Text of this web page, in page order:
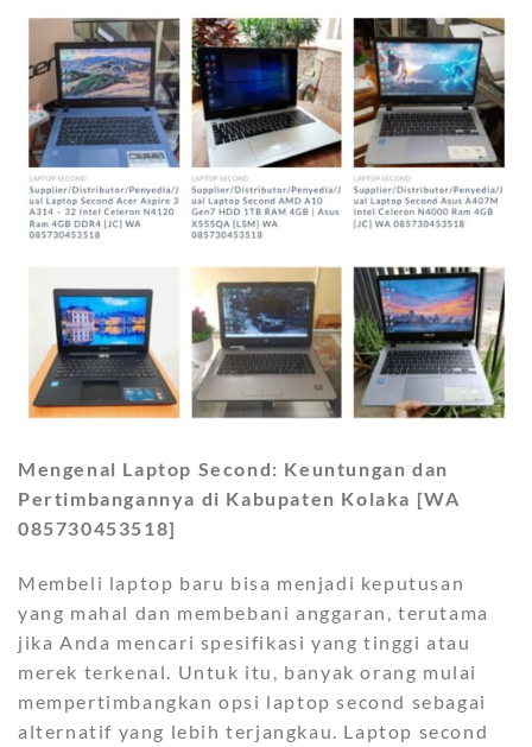
Mengenal Laptop Second: Keuntungan dan
Pertimbangannya di Kabupaten Kolaka [WA
085730453518]
Membeli laptop baru bisa menjadi keputusan
yang mahal dan membebani anggaran, terutama
jika Anda mencari spesifikasi yang tinggi atau
merek terkenal. Untuk itu, banyak orang mulai
mempertimbangkan opsi laptop second sebagai
alternatif yang lebih terjangkau. Laptop second